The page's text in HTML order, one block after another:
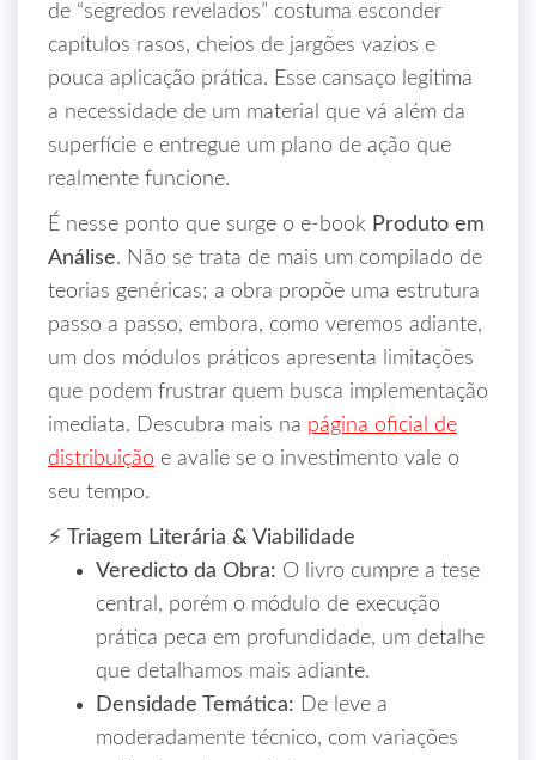
de “segredos revelados” costuma esconder
capítulos rasos, cheios de jargões vazios e
pouca aplicação prática. Esse cansaço legitima
a necessidade de um material que vá além da
superfície e entregue um plano de ação que
realmente funcione.
É nesse ponto que surge o e‑book Produto em
Análise. Não se trata de mais um compilado de
teorias genéricas; a obra propõe uma estrutura
passo a passo, embora, como veremos adiante,
um dos módulos práticos apresenta limitações
que podem frustrar quem busca implementação
imediata. Descubra mais na página oficial de
distribuição e avalie se o investimento vale o
seu tempo.
⚡ Triagem Literária & Viabilidade
Veredicto da Obra: O livro cumpre a tese
central, porém o módulo de execução
prática peca em profundidade, um detalhe
que detalhamos mais adiante.
Densidade Temática: De leve a
moderadamente técnico, com variações